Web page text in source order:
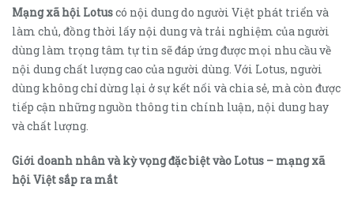
Mạng xã hội Lotuscó nội dung do người Việt phát triển và
làm chủ, đồng thời lấy nội dung và trải nghiệm của người
dùng làm trọng tâm tự tin sẽ đáp ứng được mọi nhu cầu về
nội dung chất lượng cao của người dùng. Với Lotus, người
dùng không chỉ dừng lại ở sự kết nối và chia sẻ, mà còn được
tiếp cận những nguồn thông tin chính luận, nội dung hay
và chất lượng.
Giới doanh nhân và kỳ vọng đặc biệt vào Lotus – mạng xã
hội Việt sắp ra mắt